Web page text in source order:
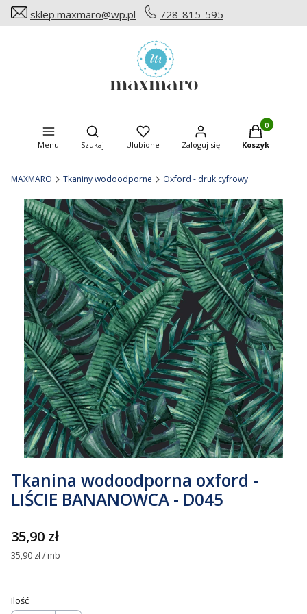
sklep.maxmaro@wp.pl 728-815-595
Menu
Otwórz wyszukiwarkę
Szukaj Ulubione Zaloguj się
Produkty w
Koszyk
MAXMARO Tkaniny wodoodporne Oxford - druk cyfrowy
Tkanina wodoodporna oxford -
LIŚCIE BANANOWCA - D045
Cena
35,90 zł
35,90 zł / mb
Ilość